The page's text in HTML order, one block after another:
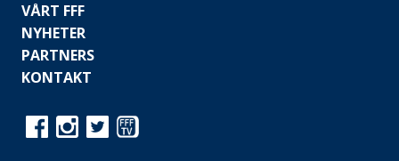
VÅRT FFF
NYHETER
PARTNERS
KONTAKT